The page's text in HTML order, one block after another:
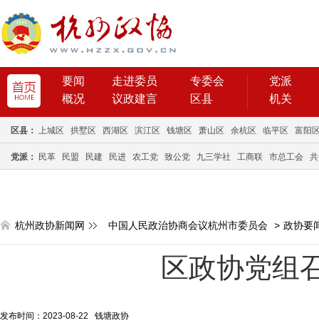
要闻 走进委员
专委会
概况
议政建言 区县
党派
机关
区县： 上城区 拱墅区 西湖区 滨江区 钱塘区 萧山区 余杭区 临平区 富阳
党派： 民革 民盟 民建 民进 农工党 致公党 九三学社 工商联 市总工会
杭州政协新闻网 中国人民政治协商会议杭州市委员会 > 政协要
区政协党组
发布时间：2023-08-22 钱塘政协